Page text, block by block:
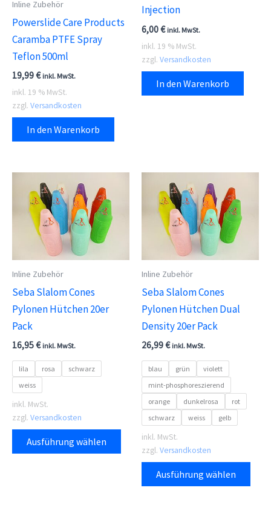
Inline Zubehör
Powerslide Care Products
Caramba PTFE Spray
Teflon 500ml
19,99€ inkl. MwSt.
inkl. 19 % MwSt.
zzgl. Versandkosten
In den Warenkorb
Injection
6,00€ inkl. MwSt.
inkl. 19 % MwSt.
zzgl. Versandkosten
In den Warenkorb
Inline Zubehör
Seba Slalom Cones
Pylonen Hütchen 20er
Pack
16,95€ inkl. MwSt.
lila rosa
schwarz
weiss
inkl. MwSt.
zzgl. Versandkosten
Ausführung wählen
Dieses
Produkt
weist
mehrere
Inline Zubehör
Seba Slalom Cones
Pylonen Hütchen Dual
Density 20er Pack
26,99€ inkl. MwSt.
blau grün
violett
mint-phosphoreszierend
orange
dunkelrosa
rot
schwarz
weiss gelb
inkl. MwSt.
zzgl. Versandkosten
Ausführung wählen